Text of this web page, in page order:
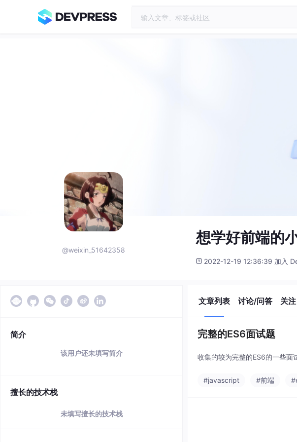
@weixin_51642358
想学好前端的
2022-12-19 12:36:39 加入
简介
该用户还未填写简介
擅长的技术栈
未填写擅长的技术栈
文章列表 讨论/问答 关注
完整的ES6面试题
收集的较为完整的ES6的一些面
#javascript #前端